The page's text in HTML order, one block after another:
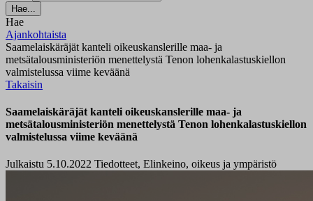
Hae...
Hae
Ajankohtaista
Saamelaiskäräjät kanteli oikeuskanslerille maa- ja
metsätalousministeriön menettelystä Tenon lohenkalastuskiellon
valmistelussa viime keväänä
Takaisin
Saamelaiskäräjät kanteli oikeuskanslerille maa- ja
metsätalousministeriön menettelystä Tenon lohenkalastuskiellon
valmistelussa viime keväänä
Julkaistu 5.10.2022 Tiedotteet, Elinkeino, oikeus ja ympäristö